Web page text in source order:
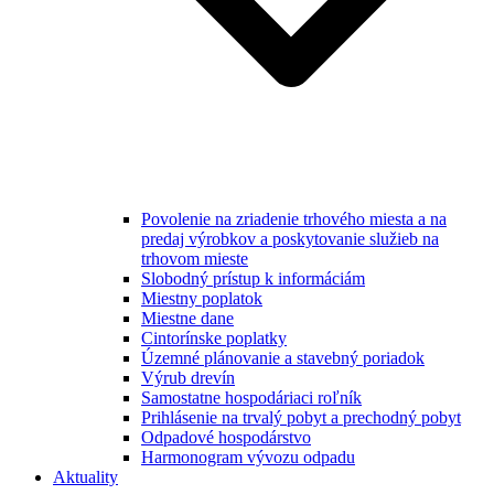
Povolenie na zriadenie trhového miesta a na
predaj výrobkov a poskytovanie služieb na
trhovom mieste
Slobodný prístup k informáciám
Miestny poplatok
Miestne dane
Cintorínske poplatky
Územné plánovanie a stavebný poriadok
Výrub drevín
Samostatne hospodáriaci roľník
Prihlásenie na trvalý pobyt a prechodný pobyt
Odpadové hospodárstvo
Harmonogram vývozu odpadu
Aktuality